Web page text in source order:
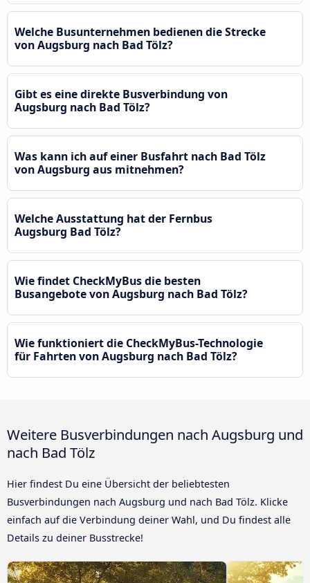
Welche Busunternehmen bedienen die Strecke
von Augsburg nach Bad Tölz?
Gibt es eine direkte Busverbindung von
Augsburg nach Bad Tölz?
Was kann ich auf einer Busfahrt nach Bad Tölz
von Augsburg aus mitnehmen?
Welche Ausstattung hat der Fernbus
Augsburg Bad Tölz?
Wie findet CheckMyBus die besten
Busangebote von Augsburg nach Bad Tölz?
Wie funktioniert die CheckMyBus-Technologie
für Fahrten von Augsburg nach Bad Tölz?
Weitere Busverbindungen nach Augsburg und
nach Bad Tölz
Hier findest Du eine Übersicht der beliebtesten
Busverbindungen nach Augsburg und nach Bad Tölz. Klicke
einfach auf die Verbindung deiner Wahl, und Du findest alle
Details zu deiner Busstrecke!